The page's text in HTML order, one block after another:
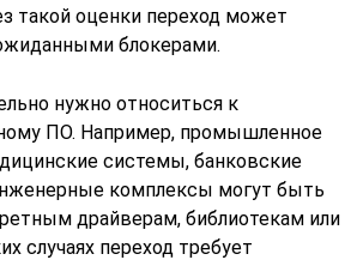
такой оценки переход может
блокерами.
нужно относиться к
ПО. Например, промышленное
системы, банковские
комплексы могут быть
драйверам, библиотекам или
случаях переход требует